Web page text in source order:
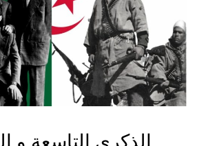
الذكرى التاسعة و